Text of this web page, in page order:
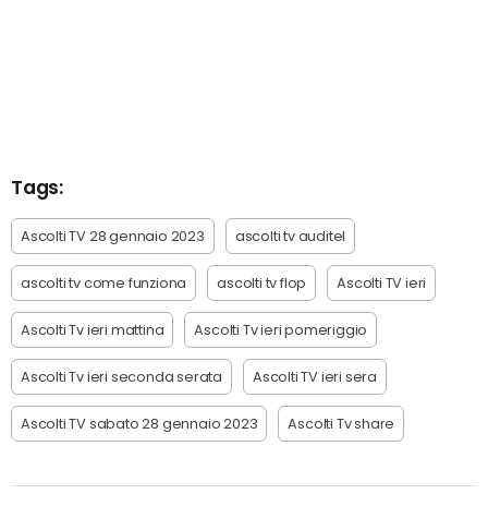
Tags:
Ascolti TV 28 gennaio 2023 ascolti tv auditel
ascolti tv come funziona ascolti tv flop Ascolti TV ieri
Ascolti Tv ieri mattina Ascolti Tv ieri pomeriggio
Ascolti Tv ieri seconda serata Ascolti TV ieri sera
Ascolti TV sabato 28 gennaio 2023 Ascolti Tv share